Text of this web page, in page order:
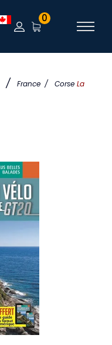
/ France / Corse La
0